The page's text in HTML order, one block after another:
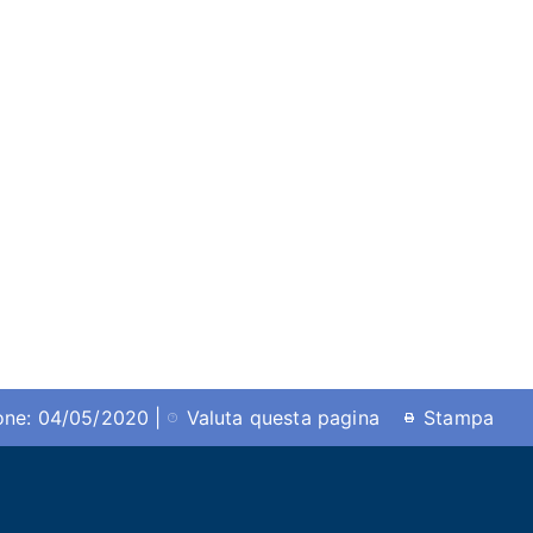
04/05/2020 | Valuta questa pagina Stampa